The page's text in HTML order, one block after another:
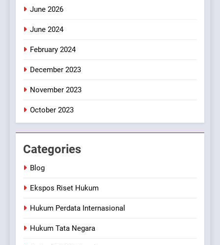
June 2026
June 2024
February 2024
December 2023
November 2023
October 2023
Categories
Blog
Ekspos Riset Hukum
Hukum Perdata Internasional
Hukum Tata Negara